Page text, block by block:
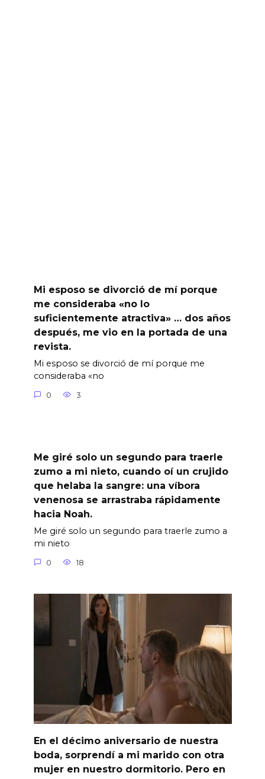
Mi esposo se divorció de mí porque
me consideraba «no lo
suficientemente atractiva» … dos años
después, me vio en la portada de una
revista.
Mi esposo se divorció de mí porque me
consideraba «no
0 3
Me giré solo un segundo para traerle
zumo a mi nieto, cuando oí un crujido
que helaba la sangre: una víbora
venenosa se arrastraba rápidamente
hacia Noah.
Me giré solo un segundo para traerle zumo a
mi nieto
0 18
En el décimo aniversario de nuestra
boda, sorprendí a mi marido con otra
mujer en nuestro dormitorio. Pero en